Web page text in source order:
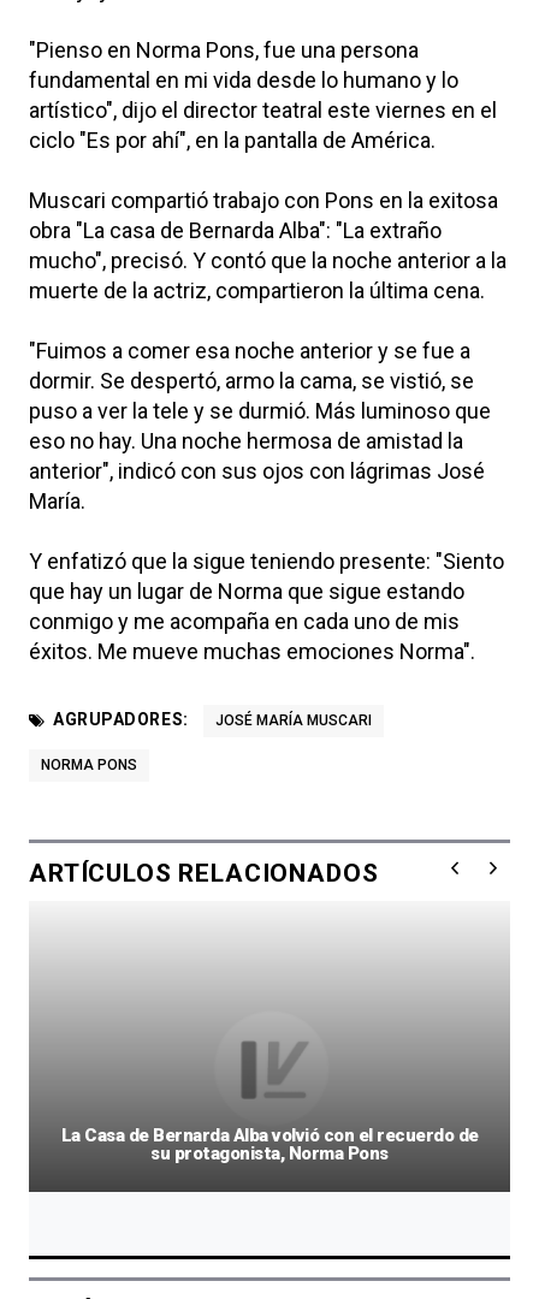
"Pienso en Norma Pons, fue una persona
fundamental en mi vida desde lo humano y lo
artístico", dijo el director teatral este viernes en el
ciclo "Es por ahí", en la pantalla de América.
Muscari compartió trabajo con Pons en la exitosa
obra "La casa de Bernarda Alba": "La extraño
mucho", precisó. Y contó que la noche anterior a la
muerte de la actriz, compartieron la última cena.
"Fuimos a comer esa noche anterior y se fue a
dormir. Se despertó, armo la cama, se vistió, se
puso a ver la tele y se durmió. Más luminoso que
eso no hay. Una noche hermosa de amistad la
anterior", indicó con sus ojos con lágrimas José
María.
Y enfatizó que la sigue teniendo presente: "Siento
que hay un lugar de Norma que sigue estando
conmigo y me acompaña en cada uno de mis
éxitos. Me mueve muchas emociones Norma".
AGRUPADORES: JOSÉ MARÍA MUSCARI
NORMA PONS
ARTÍCULOS RELACIONADOS
La Casa de Bernarda Alba volvió con el recuerdo de
su protagonista, Norma Pons